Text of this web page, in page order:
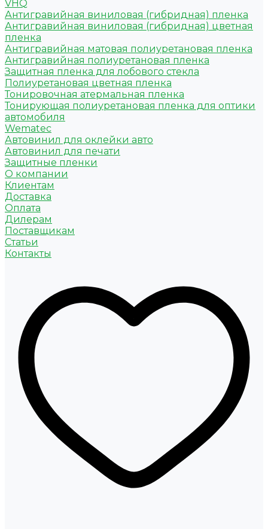
VHQ
Антигравийная виниловая (гибридная) пленка
Антигравийная виниловая (гибридная) цветная
пленка
Антигравийная матовая полиуретановая пленка
Антигравийная полиуретановая пленка
Защитная пленка для лобового стекла
Полиуретановая цветная пленка
Тонировочная атермальная пленка
Тонирующая полиуретановая пленка для оптики
автомобиля
Wematec
Автовинил для оклейки авто
Автовинил для печати
Защитные пленки
О компании
Клиентам
Доставка
Оплата
Дилерам
Поставщикам
Статьи
Контакты